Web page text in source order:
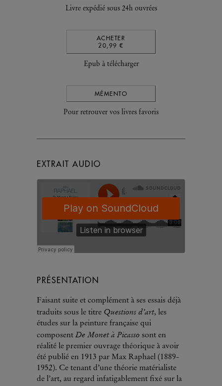
Livre expédié sous 24h ouvrées
ACHETER
20,99 €
Epub à télécharger
MÉMENTO
Pour retrouver vos livres favoris
EXTRAIT AUDIO
PRÉSENTATION
Faisant suite et complément à ses essais déjà
traduits sous le titre Questions d’art, les
études sur la peinture française qui
composent De Monet à Picasso sont en
réalité le premier ouvrage théorique à avoir
été publié en 1913 par Max Raphael (1889-
1952). Ce tenant d’une théorie matérialiste
de l’art, au regard infatigablement fixé sur la